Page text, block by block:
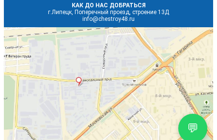
КАК ДО НАС ДОБРАТЬСЯ
г.Липецк, Поперечный проезд, строение 13Д
info@chestroy48.ru
💬